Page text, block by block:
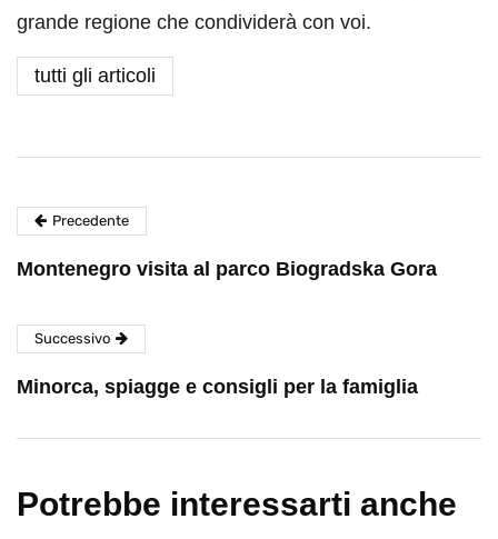
grande regione che condividerà con voi.
tutti gli articoli
Precedente
Montenegro visita al parco Biogradska Gora
Successivo
Minorca, spiagge e consigli per la famiglia
Potrebbe interessarti anche